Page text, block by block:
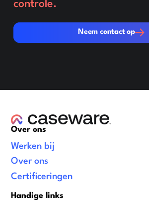
controle.
Neem contact op
Neem contact op
Over ons
Werken bij
Over ons
Certificeringen
Handige links